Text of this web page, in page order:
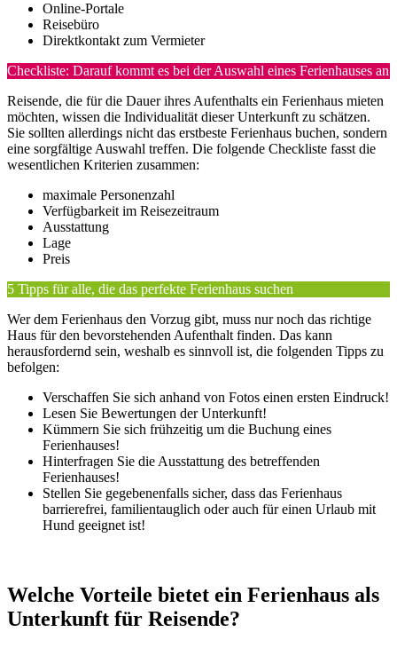
Online-Portale
Reisebüro
Direktkontakt zum Vermieter
Checkliste: Darauf kommt es bei der Auswahl eines Ferienhauses an
Reisende, die für die Dauer ihres Aufenthalts ein Ferienhaus mieten
möchten, wissen die Individualität dieser Unterkunft zu schätzen.
Sie sollten allerdings nicht das erstbeste Ferienhaus buchen, sondern
eine sorgfältige Auswahl treffen. Die folgende Checkliste fasst die
wesentlichen Kriterien zusammen:
maximale Personenzahl
Verfügbarkeit im Reisezeitraum
Ausstattung
Lage
Preis
5 Tipps für alle, die das perfekte Ferienhaus suchen
Wer dem Ferienhaus den Vorzug gibt, muss nur noch das richtige
Haus für den bevorstehenden Aufenthalt finden. Das kann
herausfordernd sein, weshalb es sinnvoll ist, die folgenden Tipps zu
befolgen:
Verschaffen Sie sich anhand von Fotos einen ersten Eindruck!
Lesen Sie Bewertungen der Unterkunft!
Kümmern Sie sich frühzeitig um die Buchung eines
Ferienhauses!
Hinterfragen Sie die Ausstattung des betreffenden
Ferienhauses!
Stellen Sie gegebenenfalls sicher, dass das Ferienhaus
barrierefrei, familientauglich oder auch für einen Urlaub mit
Hund geeignet ist!
Welche Vorteile bietet ein Ferienhaus als
Unterkunft für Reisende?